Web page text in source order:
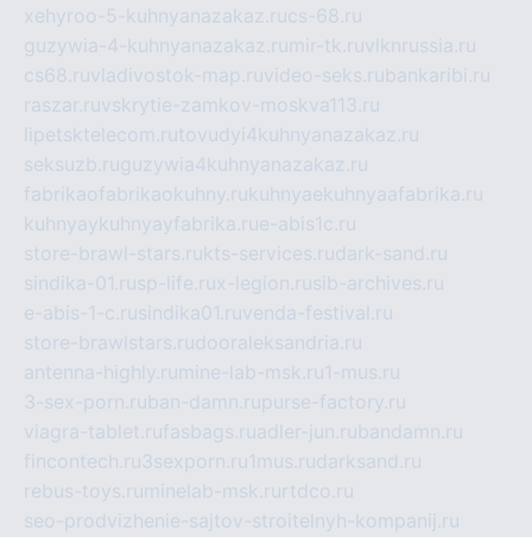
xehyroo-5-kuhnyanazakaz.rucs-68.ru
guzywia-4-kuhnyanazakaz.ru mir-tk.ruvlknrussia.ru
cs68.ruvladivostok-map.ruvideo-seks.rubankaribi.ru
raszar.ruvskrytie-zamkov-moskva113.ru
lipetsktelecom.rutovudyi4kuhnyanazakaz.ru
seksuzb.ruguzywia4kuhnyanazakaz.ru
fabrikaofabrikaokuhny.rukuhnyaekuhnyaafabrika.ru
kuhnyaykuhnyayfabrika.rue-abis1c.ru
store-brawl-stars.rukts-services.rudark-sand.ru
sindika-01.rusp-life.rux-legion.rusib-archives.ru
e-abis-1-c.rusindika01.ruvenda-festival.ru
store-brawlstars.rudooraleksandria.ru
antenna-highly.ru mine-lab-msk.ru1-mus.ru
3-sex-porn.ruban-damn.rupurse-factory.ru
viagra-tablet.rufasbags.ruadler-jun.rubandamn.ru
fincontech.ru3sexporn.ru1mus.rudarksand.ru
rebus-toys.ru minelab-msk.ru rtdco.ru
seo-prodvizhenie-sajtov-stroitelnyh-kompanij.ru